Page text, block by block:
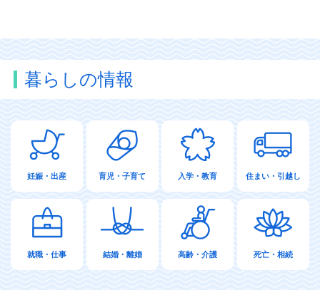
暮らしの情報
妊娠・出産 育児・子育て 入学・教育 住まい・引越し
就職・仕事 結婚・離婚 高齢・介護 死亡・相続